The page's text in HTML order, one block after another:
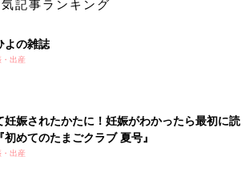
記事ランキング
よの雑誌
出産
妊娠されたかたに！妊娠がわかったら最初に読
初めてのたまごクラブ 夏号』
出産